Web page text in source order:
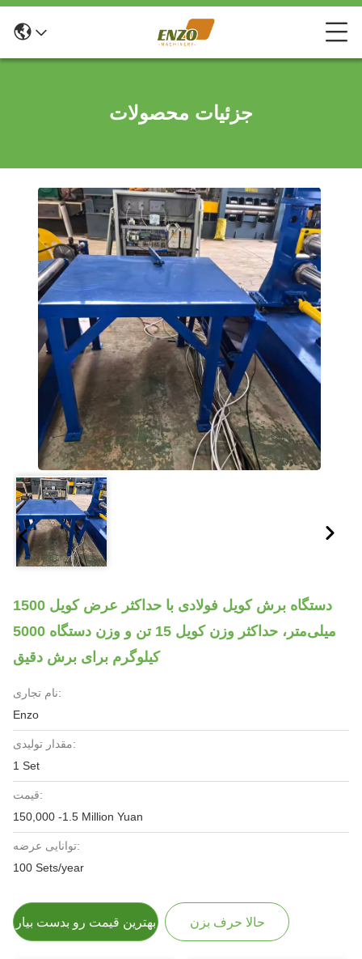
جزئیات محصولات
دستگاه برش کویل فولادی با حداکثر عرض کویل 1500
میلی‌متر، حداکثر وزن کویل 15 تن و وزن دستگاه 5000
کیلوگرم برای برش دقیق
نام تجاری:
Enzo
مقدار تولیدی:
1 Set
قیمت:
150,000 -1.5 Million Yuan
توانایی عرضه:
100 Sets/year
بهترین قیمت رو بدست بیار حالا حرف بزن